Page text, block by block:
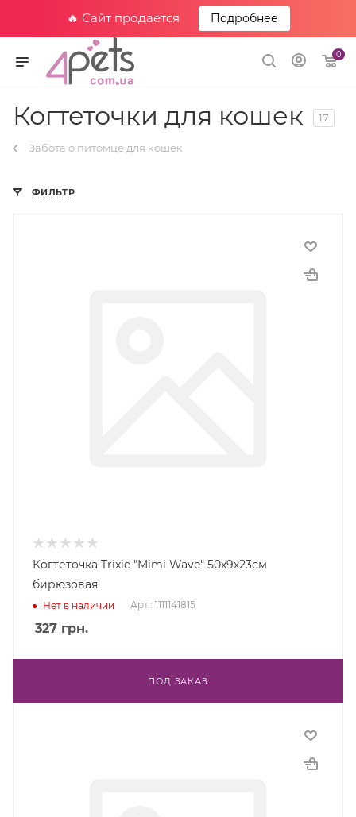
🔥 Сайт продается Подробнее
0
Когтеточки для кошек 17
Забота о питомце для кошек
ФИЛЬТР
Когтеточка Trixie "Mimi Wave" 50х9х23см
бирюзовая
Нет в наличии Арт.: 1111141815
327 грн.
ПОД ЗАКАЗ